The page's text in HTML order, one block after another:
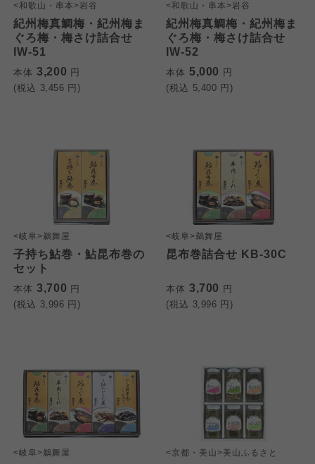
<和歌山・串本>岩谷
紀州梅真鯛梅・紀州梅ま
ぐろ梅・梅さけ詰合せ
IW-51
本体 3,200 円
(税込 3,456 円)
<和歌山・串本>岩谷
紀州梅真鯛梅・紀州梅ま
ぐろ梅・梅さけ詰合せ
IW-52
本体 5,000 円
(税込 5,400 円)
<岐阜>鵜舞屋
子持ち鮎巻・鮎昆布巻の
セット
本体 3,700 円
(税込 3,996 円)
<岐阜>鵜舞屋
昆布巻詰合せ KB-30C
本体 3,700 円
(税込 3,996 円)
<岐阜>鵜舞屋 <京都・美山>美山ふるさと